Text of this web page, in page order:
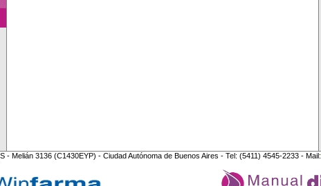
- Melián 3136 (C1430EYP) - Ciudad Autónoma de Buenos Aires - Tel: (5411) 4545-2233 - Mail: